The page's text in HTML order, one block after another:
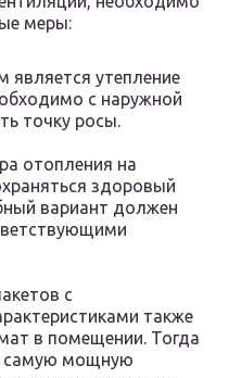
меры:
утепление
с наружной
точку росы.
отопления на
здоровый
вариант должен
с
также
в помещении. Тогда
самую мощную